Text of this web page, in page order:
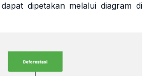
dipetakan melalui diagram di